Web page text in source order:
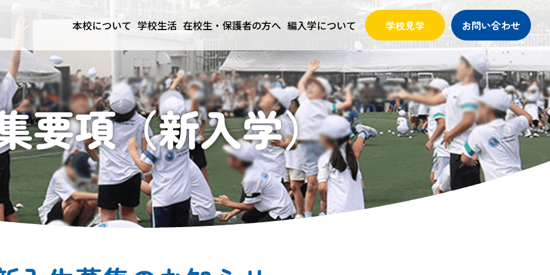
本校について 学校生活 在校生・保護者の方へ 編入学について 学校見学 お問い合わせ
要項（新入学）